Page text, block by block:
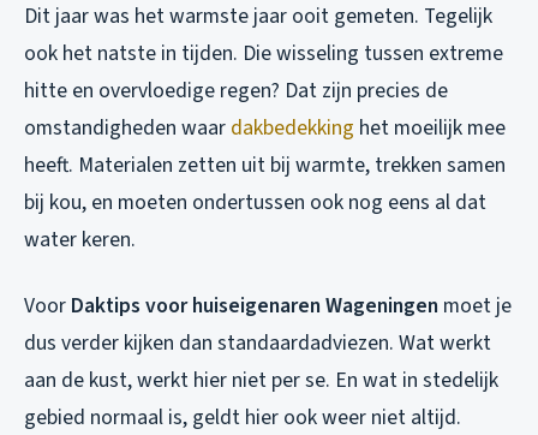
Dit jaar was het warmste jaar ooit gemeten. Tegelijk
ook het natste in tijden. Die wisseling tussen extreme
hitte en overvloedige regen? Dat zijn precies de
omstandigheden waar dakbedekking het moeilijk mee
heeft. Materialen zetten uit bij warmte, trekken samen
bij kou, en moeten ondertussen ook nog eens al dat
water keren.
Voor Daktips voor huiseigenaren Wageningen moet je
dus verder kijken dan standaardadviezen. Wat werkt
aan de kust, werkt hier niet per se. En wat in stedelijk
gebied normaal is, geldt hier ook weer niet altijd.